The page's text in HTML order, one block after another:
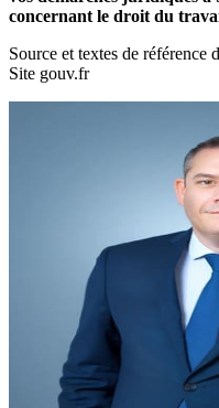
concernant le droit du
Source et textes de référence
Site gouv.fr